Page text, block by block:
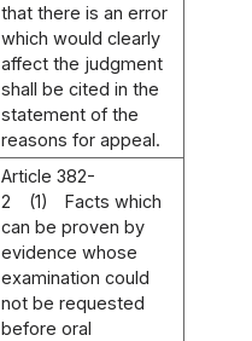
that there is an error
which would clearly
affect the judgment
shall be cited in the
statement of the
reasons for appeal.
Article 382-
2
(1)
Facts which
can be proven by
evidence whose
examination could
not be requested
before oral